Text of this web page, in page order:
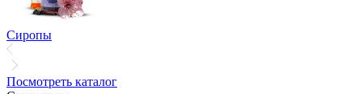
Сиропы
Посмотреть каталог